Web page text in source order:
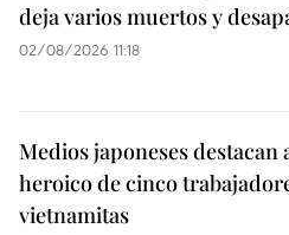
deja varios muertos y
02/08/2026 11:18
Medios japoneses destacan
heroico de cinco
vietnamitas